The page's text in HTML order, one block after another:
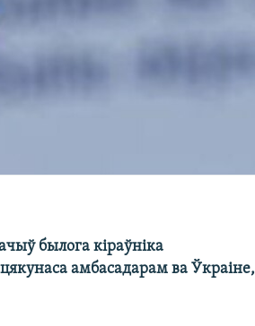
былога кіраўніка
амбасадарам ва Ўкраіне,